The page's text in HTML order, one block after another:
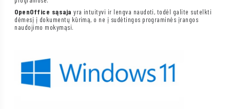
OpenOffice sąsaja yra intuityvi ir lengva naudoti, todėl galite sutelkti
dėmesį į dokumentų kūrimą, o ne į sudėtingos programinės įrangos
naudojimo mokymąsi.